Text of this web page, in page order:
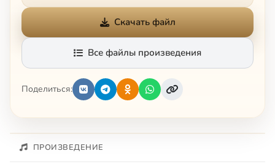
Скачать файл
Все файлы произведения
Поделиться:
ПРОИЗВЕДЕНИЕ